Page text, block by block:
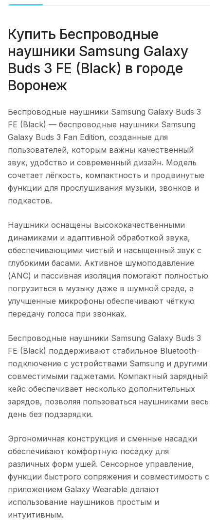
Купить Беспроводные
наушники Samsung Galaxy
Buds 3 FE (Black) в городе
Воронеж
Беспроводные наушники Samsung Galaxy Buds 3
FE (Black) — беспроводные наушники Samsung
Galaxy Buds 3 Fan Edition, созданные для
пользователей, которым важны качественный
звук, удобство и современный дизайн. Модель
сочетает лёгкость, компактность и продвинутые
функции для прослушивания музыки, звонков и
подкастов.
Наушники оснащены высококачественными
динамиками и адаптивной обработкой звука,
обеспечивающими чистый и насыщенный звук с
глубокими басами. Активное шумоподавление
(ANC) и пассивная изоляция помогают полностью
погрузиться в музыку даже в шумной среде, а
улучшенные микрофоны обеспечивают чёткую
передачу голоса при звонках.
Беспроводные наушники Samsung Galaxy Buds 3
FE (Black) поддерживают стабильное Bluetooth-
подключение с устройствами Samsung и другими
совместимыми гаджетами. Компактный зарядный
кейс обеспечивает несколько дополнительных
зарядов, позволяя пользоваться наушниками весь
день без подзарядки.
Эргономичная конструкция и сменные насадки
обеспечивают комфортную посадку для
различных форм ушей. Сенсорное управление,
функции быстрого сопряжения и совместимость с
приложением Galaxy Wearable делают
использование наушников простым и
интуитивным.